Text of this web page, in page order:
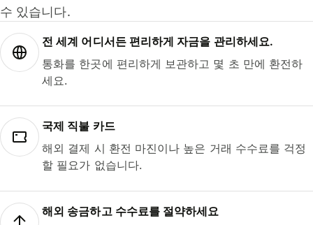
수 있습니다.
전 세계 어디서든 편리하게 자금을 관리하세요.
통화를 한곳에 편리하게 보관하고 몇 초 만에 환전하
세요.
국제 직불 카드
해외 결제 시 환전 마진이나 높은 거래 수수료를 걱정
할 필요가 없습니다.
해외 송금하고 수수료를 절약하세요